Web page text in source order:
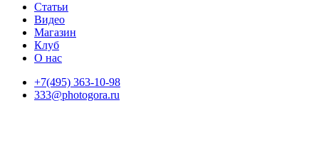
Статьи
Видео
Магазин
Клуб
О нас
+7(495) 363-10-98
333@photogora.ru